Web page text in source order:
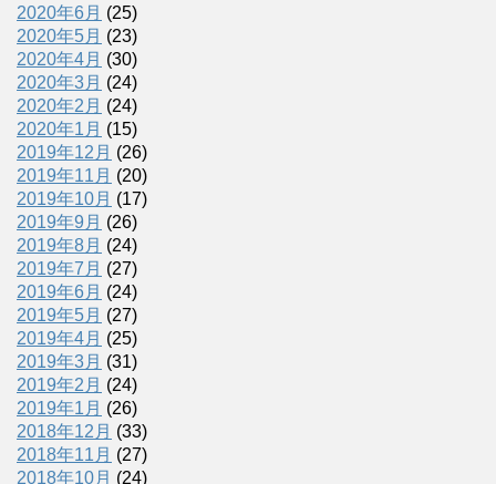
2020年6月 (25)
2020年5月 (23)
2020年4月 (30)
2020年3月 (24)
2020年2月 (24)
2020年1月 (15)
2019年12月 (26)
2019年11月 (20)
2019年10月 (17)
2019年9月 (26)
2019年8月 (24)
2019年7月 (27)
2019年6月 (24)
2019年5月 (27)
2019年4月 (25)
2019年3月 (31)
2019年2月 (24)
2019年1月 (26)
2018年12月 (33)
2018年11月 (27)
2018年10月 (24)